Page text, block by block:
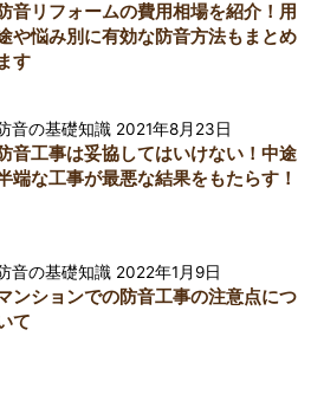
音リフォームの費用相場を紹介！用
や悩み別に有効な防音方法もまとめ
す
音の基礎知識 2021年8月23日
音工事は妥協してはいけない！中途
端な工事が最悪な結果をもたらす！
音の基礎知識 2022年1月9日
ンションでの防音工事の注意点につ
て